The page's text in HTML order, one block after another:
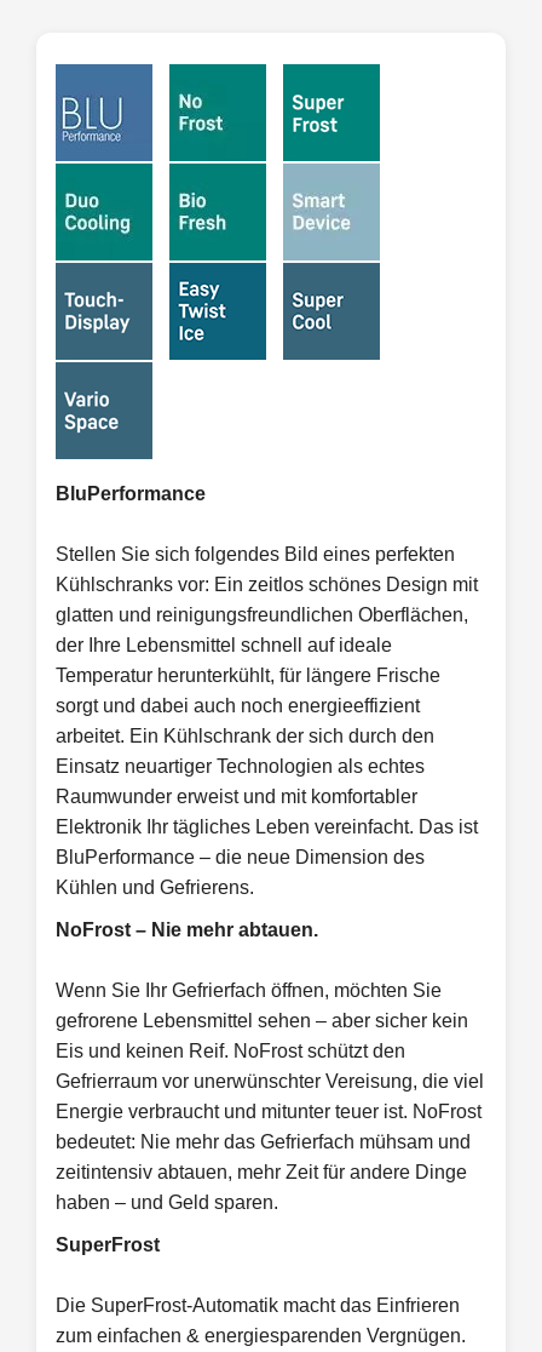
BluPerformance
Stellen Sie sich folgendes Bild eines perfekten
Kühlschranks vor: Ein zeitlos schönes Design mit
glatten und reinigungsfreundlichen Oberflächen,
der Ihre Lebensmittel schnell auf ideale
Temperatur herunterkühlt, für längere Frische
sorgt und dabei auch noch energieeffizient
arbeitet. Ein Kühlschrank der sich durch den
Einsatz neuartiger Technologien als echtes
Raumwunder erweist und mit komfortabler
Elektronik Ihr tägliches Leben vereinfacht. Das ist
BluPerformance – die neue Dimension des
Kühlen und Gefrierens.
NoFrost – Nie mehr abtauen.
Wenn Sie Ihr Gefrierfach öffnen, möchten Sie
gefrorene Lebensmittel sehen – aber sicher kein
Eis und keinen Reif. NoFrost schützt den
Gefrierraum vor unerwünschter Vereisung, die viel
Energie verbraucht und mitunter teuer ist. NoFrost
bedeutet: Nie mehr das Gefrierfach mühsam und
zeitintensiv abtauen, mehr Zeit für andere Dinge
haben – und Geld sparen.
SuperFrost
Die SuperFrost-Automatik macht das Einfrieren
zum einfachen & energiesparenden Vergnügen.